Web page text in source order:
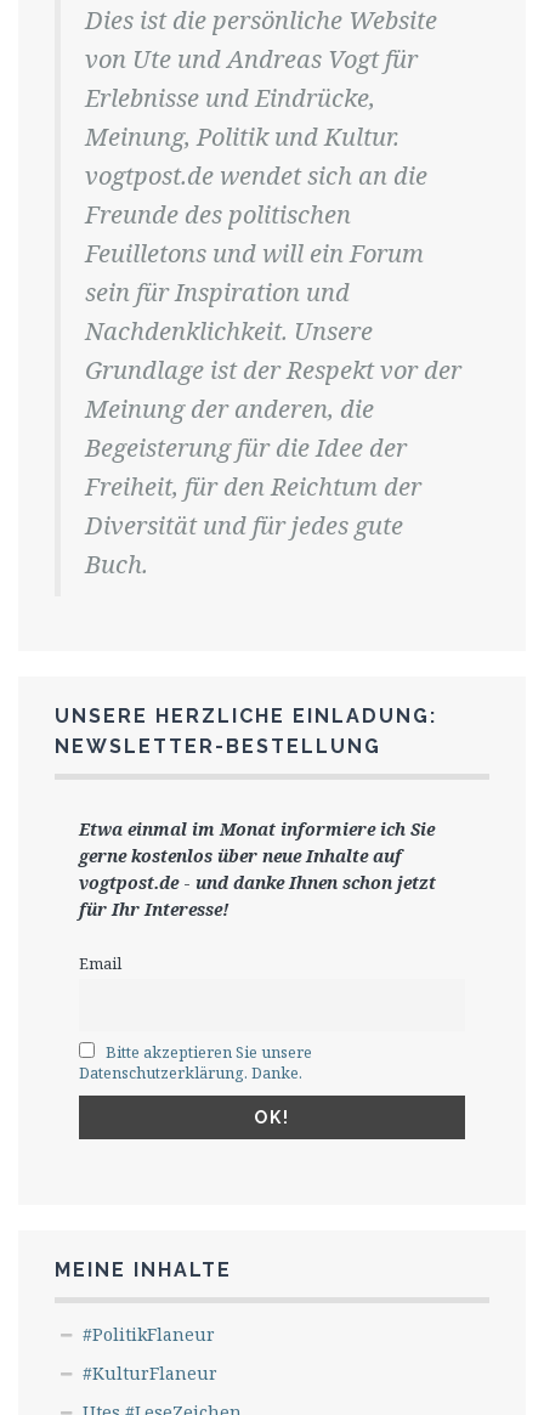
Dies ist die persönliche Website
von Ute und Andreas Vogt für
Erlebnisse und Eindrücke,
Meinung, Politik und Kultur.
vogtpost.de wendet sich an die
Freunde des politischen
Feuilletons und will ein Forum
sein für Inspiration und
Nachdenklichkeit. Unsere
Grundlage ist der Respekt vor der
Meinung der anderen, die
Begeisterung für die Idee der
Freiheit, für den Reichtum der
Diversität und für jedes gute
Buch.
UNSERE HERZLICHE EINLADUNG:
NEWSLETTER-BESTELLUNG
Etwa einmal im Monat informiere ich Sie
gernekostenlos über neue Inhalte auf
vogtpost.de- und danke Ihnen schon jetzt
für Ihr Interesse!
Email
Bitte akzeptieren Sie unsere
Datenschutzerklärung. Danke.
MEINE INHALTE
#PolitikFlaneur
#KulturFlaneur